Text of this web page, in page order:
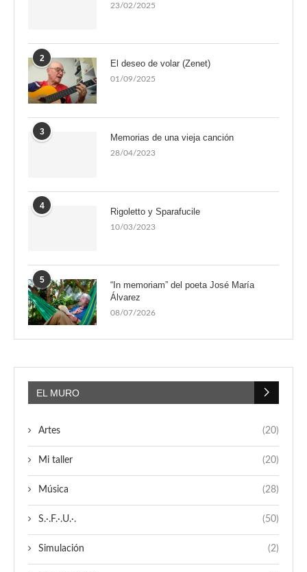
23/02/2025
2
El deseo de volar (Zenet)
01/09/2025
3
Memorias de una vieja canción
28/04/2023
4
Rigoletto y Sparafucile
10/03/2023
5
“In memoriam” del poeta José María
Álvarez
08/07/2026
EL MURO
Artes (20)
Mi taller (20)
Música (28)
S.·.F.·.U.·. (50)
Simulación (2)